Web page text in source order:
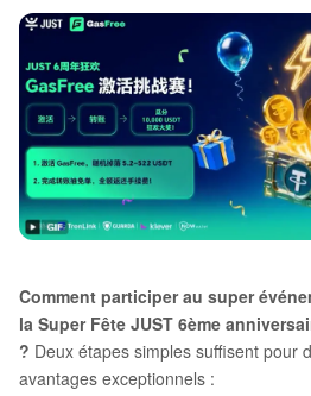
Comment participer au super
la Super Fête JUST 6ème
? Deux étapes simples suffisent pour
avantages exceptionnels :